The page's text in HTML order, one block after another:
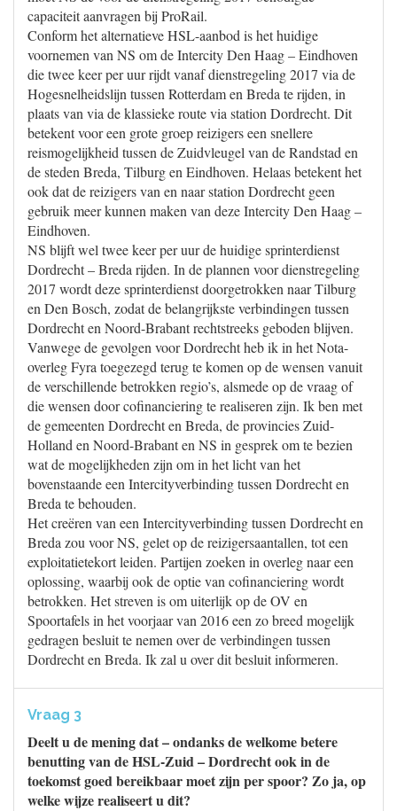
capaciteit aanvragen bij ProRail.
Conform het alternatieve HSL-aanbod is het huidige
voornemen van NS om de Intercity Den Haag – Eindhoven
die twee keer per uur rijdt vanaf dienstregeling 2017 via de
Hogesnelheidslijn tussen Rotterdam en Breda te rijden, in
plaats van via de klassieke route via station Dordrecht. Dit
betekent voor een grote groep reizigers een snellere
reismogelijkheid tussen de Zuidvleugel van de Randstad en
de steden Breda, Tilburg en Eindhoven. Helaas betekent het
ook dat de reizigers van en naar station Dordrecht geen
gebruik meer kunnen maken van deze Intercity Den Haag –
Eindhoven.
NS blijft wel twee keer per uur de huidige sprinterdienst
Dordrecht – Breda rijden. In de plannen voor dienstregeling
2017 wordt deze sprinterdienst doorgetrokken naar Tilburg
en Den Bosch, zodat de belangrijkste verbindingen tussen
Dordrecht en Noord-Brabant rechtstreeks geboden blijven.
Vanwege de gevolgen voor Dordrecht heb ik in het Nota-
overleg Fyra toegezegd terug te komen op de wensen vanuit
de verschillende betrokken regio’s, alsmede op de vraag of
die wensen door cofinanciering te realiseren zijn. Ik ben met
de gemeenten Dordrecht en Breda, de provincies Zuid-
Holland en Noord-Brabant en NS in gesprek om te bezien
wat de mogelijkheden zijn om in het licht van het
bovenstaande een Intercityverbinding tussen Dordrecht en
Breda te behouden.
Het creëren van een Intercityverbinding tussen Dordrecht en
Breda zou voor NS, gelet op de reizigersaantallen, tot een
exploitatietekort leiden. Partijen zoeken in overleg naar een
oplossing, waarbij ook de optie van cofinanciering wordt
betrokken. Het streven is om uiterlijk op de OV en
Spoortafels in het voorjaar van 2016 een zo breed mogelijk
gedragen besluit te nemen over de verbindingen tussen
Dordrecht en Breda. Ik zal u over dit besluit informeren.
Vraag 3
Deelt u de mening dat – ondanks de welkome betere
benutting van de HSL-Zuid – Dordrecht ook in de
toekomst goed bereikbaar moet zijn per spoor? Zo ja, op
welke wijze realiseert u dit?